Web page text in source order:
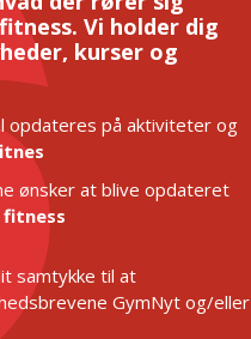
Vi holder dig
kurser og
opdateres på aktiviteter og
ønsker at blive opdateret
fitness
samtykke til at
GymNyt og/eller